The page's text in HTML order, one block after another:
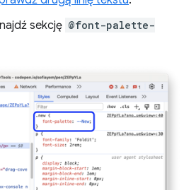
sekcję @font-palette-